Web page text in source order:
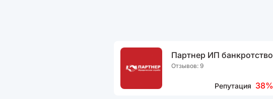
Партнер ИП банкротство
Отзывов: 9
Репутация 38%